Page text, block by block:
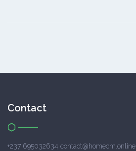
Contact
+237 695032634 contact@homecm.online